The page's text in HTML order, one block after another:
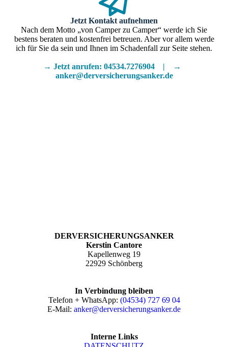
Jetzt Kontakt aufnehmen
Nach dem Motto „von Camper zu Camper“ werde ich Sie
bestens beraten und kostenfrei betreuen. Aber vor allem werde
ich für Sie da sein und Ihnen im Schadenfall zur Seite stehen.
→ Jetzt anrufen: 04534.7276904 |
→
anker@derversicherungsanker.de
DERVERSICHERUNGSANKER
Kerstin Cantore
Kapellenweg 19
22929 Schönberg
In Verbindung bleiben
Telefon + WhatsApp: (04534) 727 69 04
E-Mail: anker@derversicherungsanker.de
Interne Links